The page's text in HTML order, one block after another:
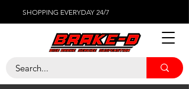
SHOPPING EVERYDAY 24/7